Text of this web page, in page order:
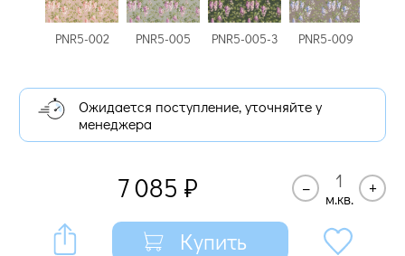
PNR5-002 PNR5-005 PNR5-005-3 PNR5-009
Ожидается поступление, уточняйте у
менеджера
7 085 ₽ –
м.кв.
+
Купить